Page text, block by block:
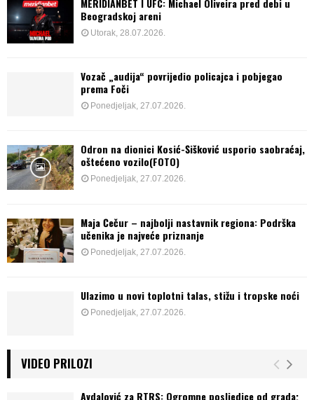
Beogradskoj areni
Utorak, 28.07.2026.
Vozač „audija“ povrijedio policajca i pobjegao
prema Foči
Ponedjeljak, 27.07.2026.
Odron na dionici Kosić-Šišković usporio saobraćaj,
oštećeno vozilo(FOTO)
Ponedjeljak, 27.07.2026.
Maja Čečur – najbolji nastavnik regiona: Podrška
učenika je najveće priznanje
Ponedjeljak, 27.07.2026.
Ulazimo u novi toplotni talas, stižu i tropske noći
Ponedjeljak, 27.07.2026.
VIDEO PRILOZI
Avdalović za RTRS: Ogromne posljedice od grada;